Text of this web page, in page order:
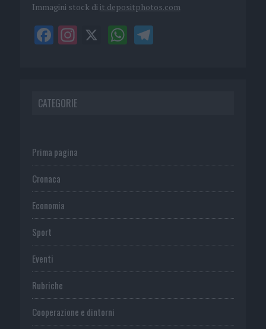
Immagini stock di it.depositphotos.com
CATEGORIE
Prima pagina
Cronaca
Economia
Sport
Eventi
Rubriche
Cooperazione e dintorni